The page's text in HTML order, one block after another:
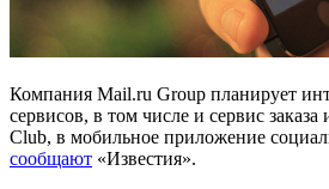
Компания Mail.ru Group планирует
сервисов, в том числе и сервис
Club, в мобильное приложение
сообщают «Известия».